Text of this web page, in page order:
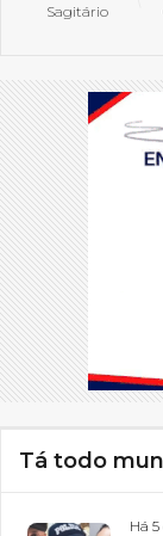
Sagitário
Tá todo
Há